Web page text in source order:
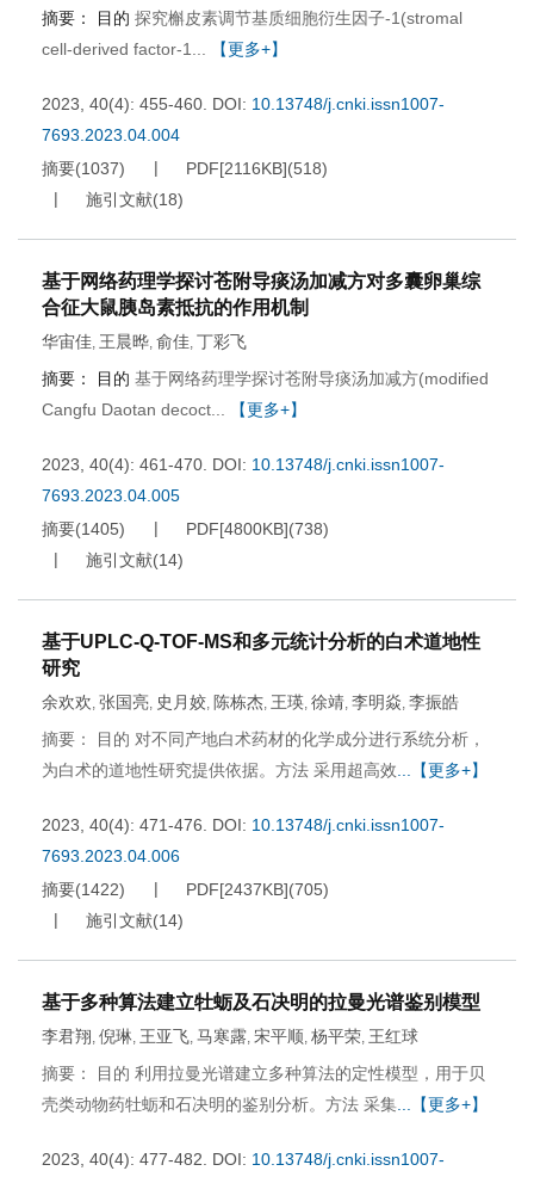
摘要：
目的 探究槲皮素调节基质细胞衍生因子-1(stromal
cell-derived factor-1...
【更多+】
2023, 40(4): 455-460. DOI: 10.13748/j.cnki.issn1007-
7693.2023.04.004
摘要(1037) PDF[2116KB](518)
施引文献(18)
基于网络药理学探讨苍附导痰汤加减方对多囊卵巢综
合征大鼠胰岛素抵抗的作用机制
华宙佳, 王晨晔, 俞佳, 丁彩飞
摘要：
目的 基于网络药理学探讨苍附导痰汤加减方(modified
Cangfu Daotan decoct...
【更多+】
2023, 40(4): 461-470. DOI: 10.13748/j.cnki.issn1007-
7693.2023.04.005
摘要(1405) PDF[4800KB](738)
施引文献(14)
基于UPLC-Q-TOF-MS和多元统计分析的白术道地性
研究
余欢欢, 张国亮, 史月姣, 陈栋杰, 王瑛, 徐靖, 李明焱, 李振皓
摘要： 目的 对不同产地白术药材的化学成分进行系统分析，
为白术的道地性研究提供依据。方法 采用超高效 ...【更多+】
2023, 40(4): 471-476. DOI: 10.13748/j.cnki.issn1007-
7693.2023.04.006
摘要(1422) PDF[2437KB](705)
施引文献(14)
基于多种算法建立牡蛎及石决明的拉曼光谱鉴别模型
李君翔, 倪琳, 王亚飞, 马寒露, 宋平顺, 杨平荣, 王红球
摘要： 目的 利用拉曼光谱建立多种算法的定性模型，用于贝
壳类动物药牡蛎和石决明的鉴别分析。方法 采集 ...【更多+】
2023, 40(4): 477-482. DOI: 10.13748/j.cnki.issn1007-